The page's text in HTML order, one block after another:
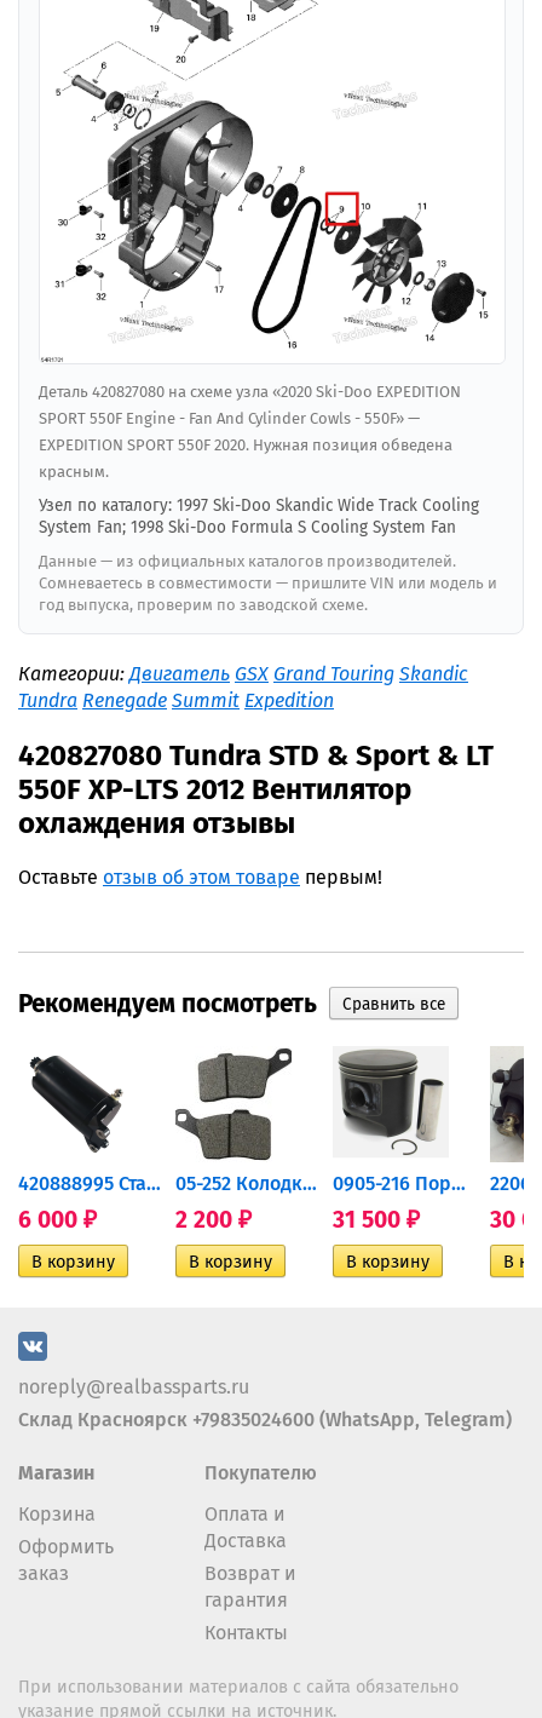
Деталь 420827080 на схеме узла «2020 Ski-Doo EXPEDITION
SPORT 550F Engine - Fan And Cylinder Cowls - 550F» —
EXPEDITION SPORT 550F 2020. Нужная позиция обведена
красным.
Узел по каталогу: 1997 Ski-Doo Skandic Wide Track Cooling
System Fan; 1998 Ski-Doo Formula S Cooling System Fan
Данные — из официальных каталогов производителей.
Сомневаетесь в совместимости — пришлите VIN или модель и
год выпуска, проверим по заводской схеме.
Категории:Двигатель GSX Grand Touring Skandic
Tundra Renegade Summit Expedition
420827080 Tundra STD & Sport & LT
550F XP-LTS 2012 Вентилятор
охлаждения отзывы
Оставьте отзыв об этом товаре первым!
Рекомендуем посмотреть
420888995 Стартер для...
6 000 ₽
05-252 Колодки тормозные...
2 200 ₽
0905-216 Поршень Arctic Cat...
31 500 ₽ 30
noreply@realbassparts.ru
Склад Красноярск +79835024600 (WhatsApp, Telegram)
Магазин
Корзина
Оформить
заказ
Покупателю
Оплата и
Доставка
Возврат и
гарантия
Контакты
При использовании материалов с сайта обязательно
указание прямой ссылки на источник.